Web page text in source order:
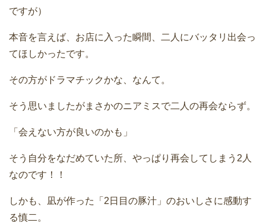
ですが）
本音を言えば、お店に入った瞬間、二人にバッタリ出会っ
てほしかったです。
その方がドラマチックかな、なんて。
そう思いましたがまさかのニアミスで二人の再会ならず。
「会えない方が良いのかも」
そう自分をなだめていた所、やっぱり再会してしまう2人
なのです！！
しかも、凪が作った「2日目の豚汁」のおいしさに感動す
る慎二。